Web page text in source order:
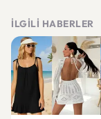
İLGILI HABERLER